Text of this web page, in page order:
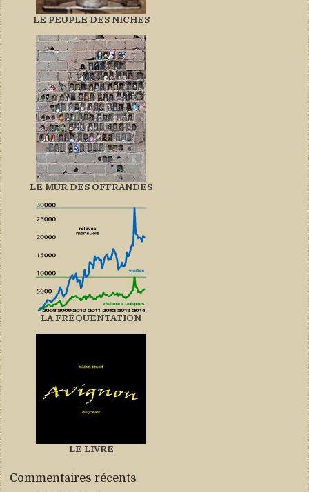
LE PEUPLE DES NICHES
LE MUR DES OFFRANDES
LA FRÉQUENTATION
LE LIVRE
Commentaires récents